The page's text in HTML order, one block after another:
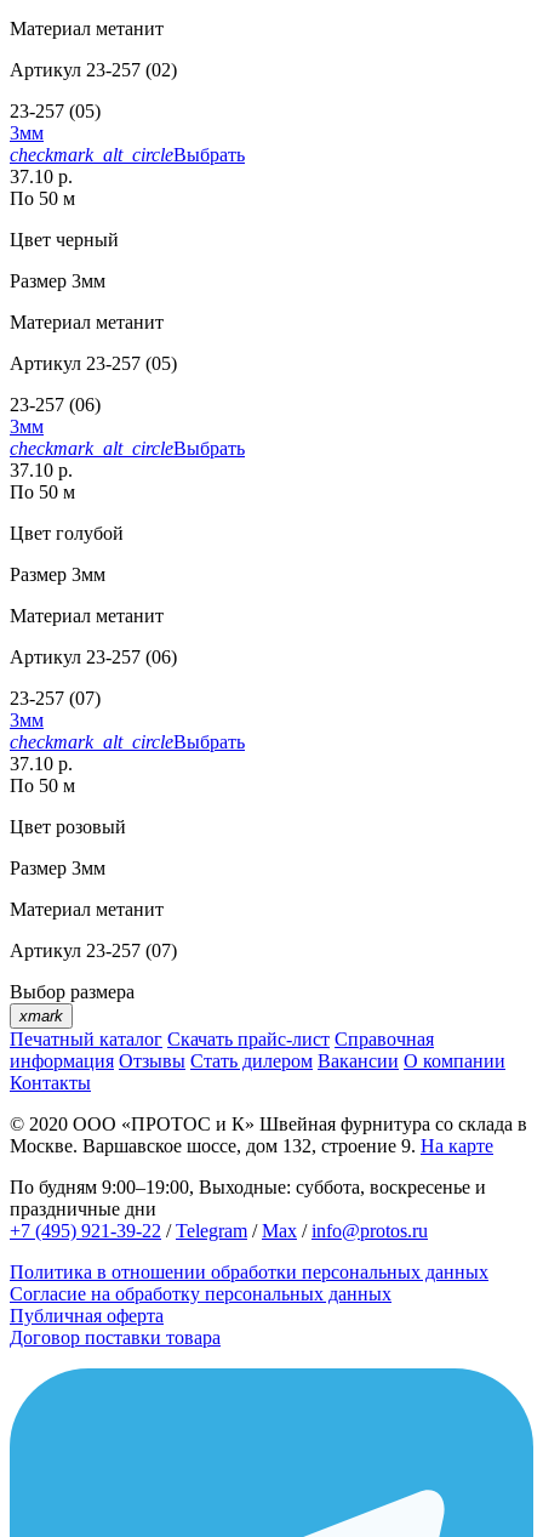
Материал метанит
Артикул 23-257 (02)
23-257 (05)
3мм
checkmark_alt_circleВыбрать
37.10 р.
По 50 м
Цвет черный
Размер 3мм
Материал метанит
Артикул 23-257 (05)
23-257 (06)
3мм
checkmark_alt_circleВыбрать
37.10 р.
По 50 м
Цвет голубой
Размер 3мм
Материал метанит
Артикул 23-257 (06)
23-257 (07)
3мм
checkmark_alt_circleВыбрать
37.10 р.
По 50 м
Цвет розовый
Размер 3мм
Материал метанит
Артикул 23-257 (07)
Выбор размера
xmark
Печатный каталог Скачать прайс-лист Справочная
информация Отзывы Стать дилером Вакансии О компании
Контакты
© 2020 ООО «ПРОТОС и К» Швейная фурнитура со склада в
Москве. Варшавское шоссе, дом 132, строение 9. На карте
По будням 9:00–19:00, Выходные: суббота, воскресенье и
праздничные дни
+7 (495) 921-39-22 /Telegram /Max /info@protos.ru
Политика в отношении обработки персональных данных
Согласие на обработку персональных данных
Публичная оферта
Договор поставки товара